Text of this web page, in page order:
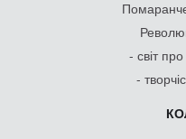
- світ
-